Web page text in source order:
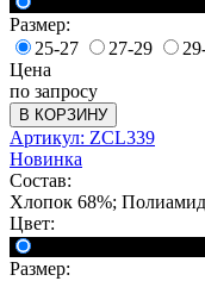
Размер:
25-27
27-29
Цена
по запросу
В КОРЗИНУ
Артикул: ZCL339
Новинка
Состав:
Хлопок 68%;
Цвет:
Размер: